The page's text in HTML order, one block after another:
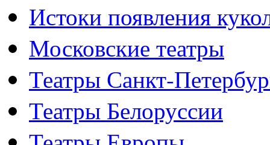
Истоки появления
Московские театры
Театры Санкт-
Театры Белоруссии